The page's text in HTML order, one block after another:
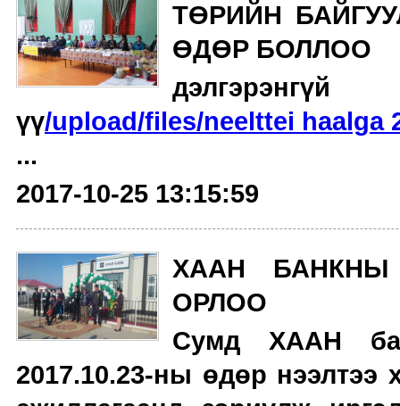
ТӨРИЙН
ӨДӨР БОЛЛОО
үү/upload/files/neelttei haalga
...
2017-10-25 13:15:59
ХААН
ОРЛОО
Сумд ХААН
2017.10.23-ны өдөр